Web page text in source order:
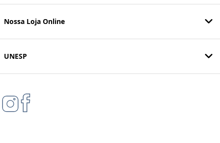
Nossa Loja Online
UNESP